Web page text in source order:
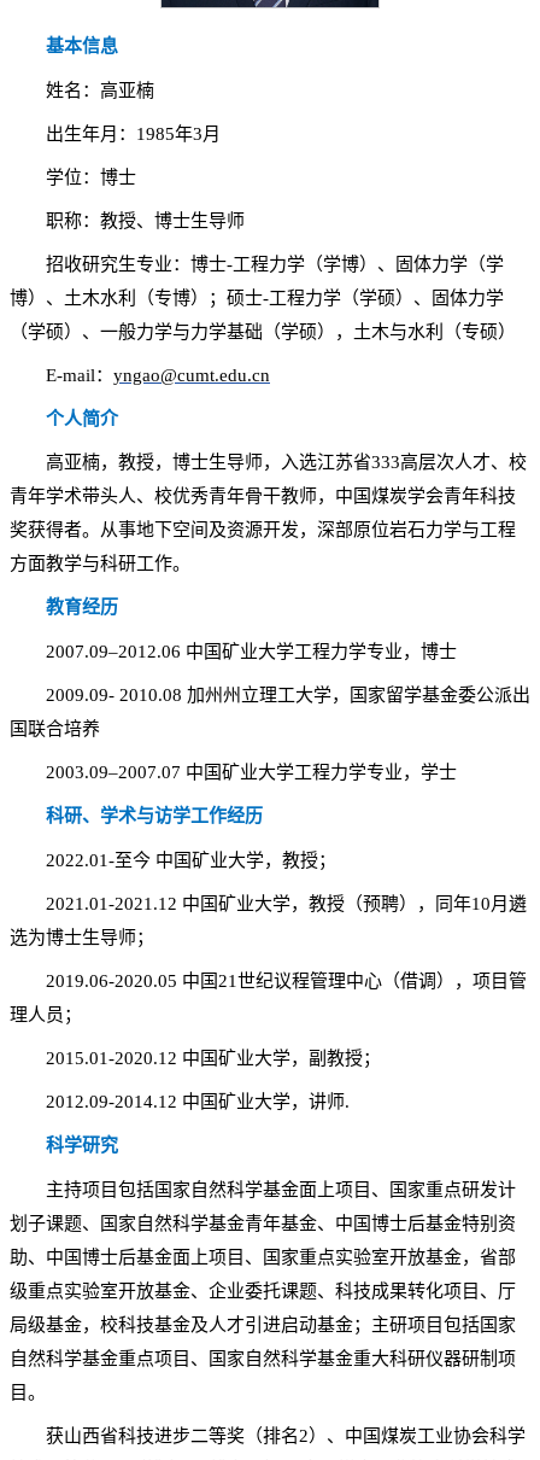
基本信息
姓名：高亚楠
出生年月：1985年3月
学位：博士
职称：教授、博士生导师
招收研究生专业：博士-工程力学（学博）、固体力学（学
博）、土木水利（专博）；硕士-工程力学（学硕）、固体力学
（学硕）、一般力学与力学基础（学硕），土木与水利（专硕）
E-mail： yngao@cumt.edu.cn
个人简介
高亚楠，教授，博士生导师，入选江苏省333高层次人才、校
青年学术带头人、校优秀青年骨干教师，中国煤炭学会青年科技
奖获得者。从事地下空间及资源开发，深部原位岩石力学与工程
方面教学与科研工作。
教育经历
2007.09–2012.06 中国矿业大学工程力学专业，博士
2009.09- 2010.08 加州州立理工大学，国家留学基金委公派出
国联合培养
2003.09–2007.07 中国矿业大学工程力学专业，学士
科研、学术与访学工作经历
2022.01-至今 中国矿业大学，教授；
2021.01-2021.12 中国矿业大学，教授（预聘），同年10月遴
选为博士生导师；
2019.06-2020.05 中国21世纪议程管理中心（借调），项目管
理人员；
2015.01-2020.12 中国矿业大学，副教授；
2012.09-2014.12 中国矿业大学，讲师.
科学研究
主持项目包括国家自然科学基金面上项目、国家重点研发计
划子课题、国家自然科学基金青年基金、中国博士后基金特别资
助、中国博士后基金面上项目、国家重点实验室开放基金，省部
级重点实验室开放基金、企业委托课题、科技成果转化项目、厅
局级基金，校科技基金及人才引进启动基金；主研项目包括国家
自然科学基金重点项目、国家自然科学基金重大科研仪器研制项
目。
获山西省科技进步二等奖（排名2）、中国煤炭工业协会科学